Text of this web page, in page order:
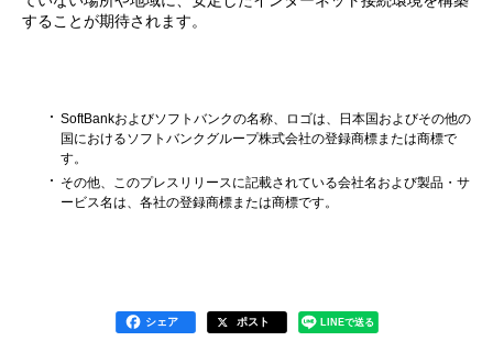
することが期待されます。
SoftBankおよびソフトバンクの名称、ロゴは、日本国およびその他の
国におけるソフトバンクグループ株式会社の登録商標または商標で
す。
その他、このプレスリリースに記載されている会社名および製品・サ
ービス名は、各社の登録商標または商標です。
シェア ポスト LINEで送る